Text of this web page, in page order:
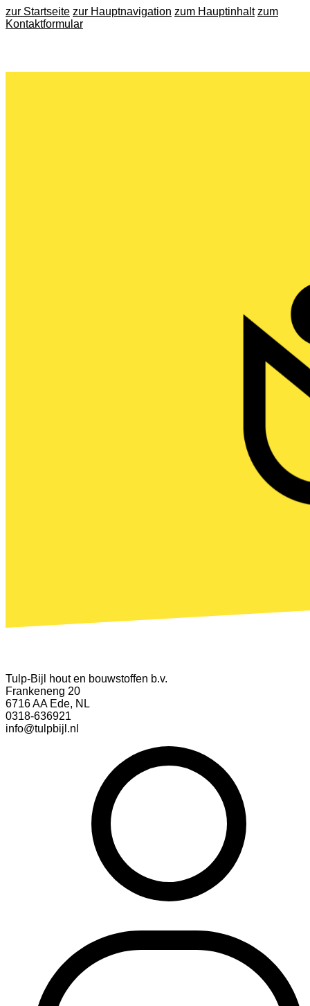
zur Startseite zur Hauptnavigation zum Hauptinhalt zum
Kontaktformular
Tulp-Bijl hout en bouwstoffen b.v.
Frankeneng 20
6716 AA Ede, NL
0318-636921
info@tulpbijl.nl